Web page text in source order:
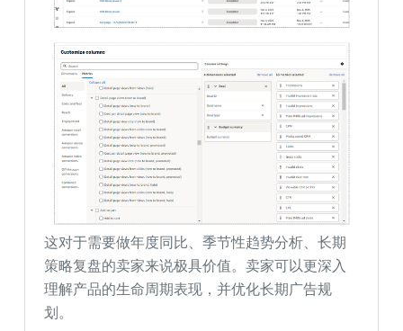
这对于需要做年度同比、季节性趋势分析、长期
策略复盘的卖家来说极具价值。卖家可以更深入
理解产品的生命周期表现，并优化长期广告规
划。